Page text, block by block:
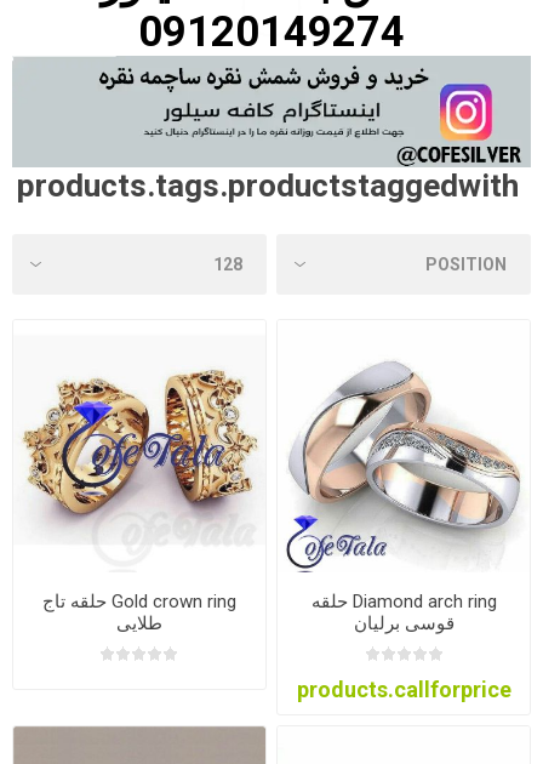
09120149274
products.tags.productstaggedwith
Diamond arch ring حلقه
قوسی برلیان
products.callforprice
Gold crown ring حلقه تاج
طلایی